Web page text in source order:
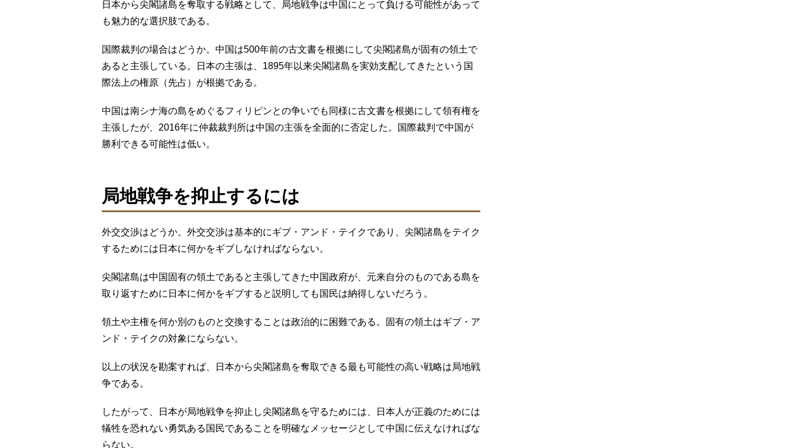
日本から尖閣諸島を奪取する戦略として、局地戦争は中国にとって負ける可能性があって
も魅力的な選択肢である。
国際裁判の場合はどうか。中国は500年前の古文書を根拠にして尖閣諸島が固有の領土で
あると主張している。日本の主張は、1895年以来尖閣諸島を実効支配してきたという国
際法上の権原（先占）が根拠である。
中国は南シナ海の島をめぐるフィリピンとの争いでも同様に古文書を根拠にして領有権を
主張したが、2016年に仲裁裁判所は中国の主張を全面的に否定した。国際裁判で中国が
勝利できる可能性は低い。
局地戦争を抑止するには
外交交渉はどうか。外交交渉は基本的にギブ・アンド・テイクであり、尖閣諸島をテイク
するためには日本に何かをギブしなければならない。
尖閣諸島は中国固有の領土であると主張してきた中国政府が、元来自分のものである島を
取り返すために日本に何かをギブすると説明しても国民は納得しないだろう。
領土や主権を何か別のものと交換することは政治的に困難である。固有の領土はギブ・ア
ンド・テイクの対象にならない。
以上の状況を勘案すれば、日本から尖閣諸島を奪取できる最も可能性の高い戦略は局地戦
争である。
したがって、日本が局地戦争を抑止し尖閣諸島を守るためには、日本人が正義のためには
犠牲を恐れない勇気ある国民であることを明確なメッセージとして中国に伝えなければな
らない。